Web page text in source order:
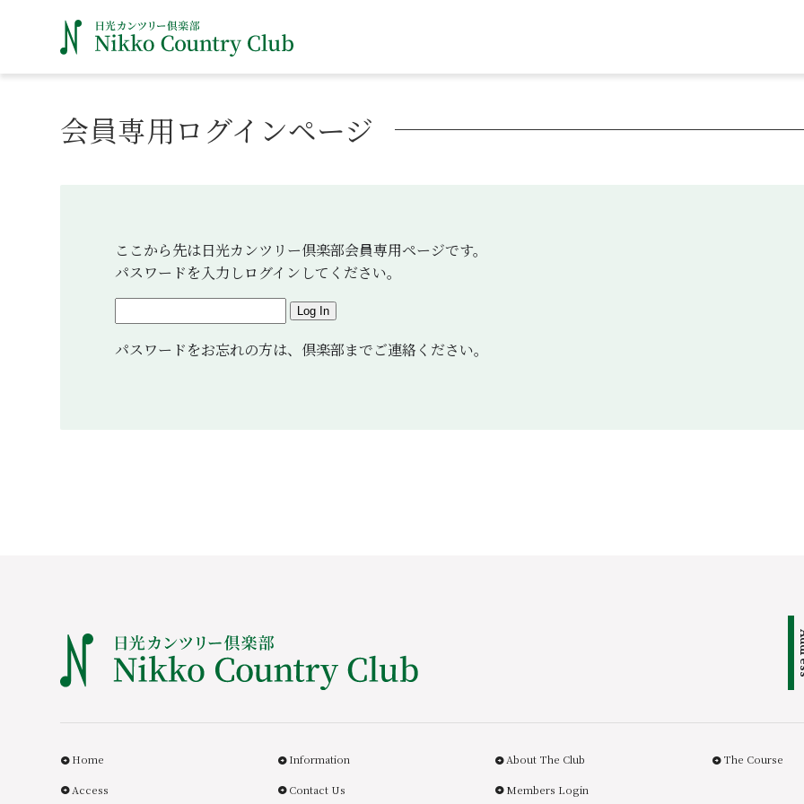
会員専用ログインページ
ここから先は日光カンツリー倶楽部会員専用ページです。
パスワードを入力しログインしてください。
Log In
パスワードをお忘れの方は、倶楽部までご連絡ください。
Home Information About The Club The Course
Access Contact Us Members Login